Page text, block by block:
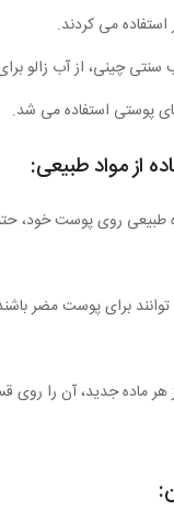
استفاده می کردند.
سنتی چینی، از آب زالو
پوستی استفاده می شد.
از مواد طبیعی:
طبیعی روی پوست
برای پوست مضر
هر ماده جدید، آن را